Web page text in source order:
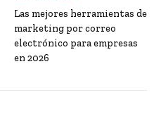
Las mejores herramientas de
marketing por correo
electrónico para empresas
en 2026